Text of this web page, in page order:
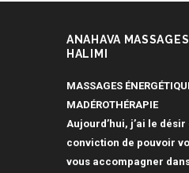
ANAHAVA
HALIMI
MASSAGES
MADÉROTHÉRAPIE
Aujourd’hui, j’ai le désir
conviction de pouvoir
vous accompagner